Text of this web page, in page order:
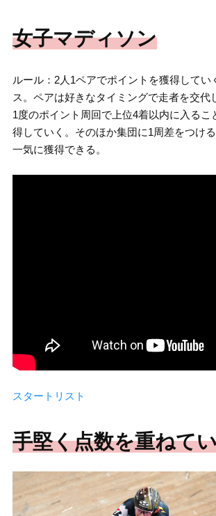
女子マディソン
ルール：2人1ペアでポイントを獲得してい
ス。ペアは好きなタイミングで走者を交代
1度のポイント周回で上位4着以内に入るこ
得していく。そのほか集団に1周差をつけ
一気に獲得できる。
スタートリスト
手堅く点数を重ねて